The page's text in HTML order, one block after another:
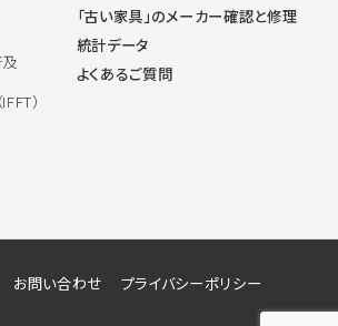
）
「古い家具」のメーカー確認と修理
統計データ
よくあるご質問
お問い合わせ
プライバシーポリシー